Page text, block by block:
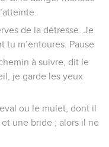
voilà chassé loin de
aux arrogants, il leur
Pour vous procurer